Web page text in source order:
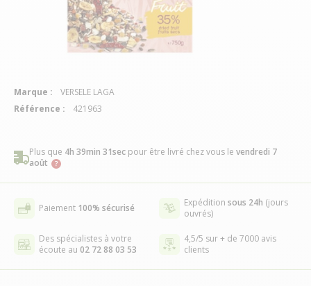
Plus que 4h 39min 30sec pour être livré chez vous le vendredi 7
août
Paiement 100% sécurisé Expédition sous 24h (jours
ouvrés)
Des spécialistes à votre
écoute au 02 72 88 03 53
4,5/5 sur + de 7000 avis
clients
Marque :
VERSELE LAGA
Référence :
421963